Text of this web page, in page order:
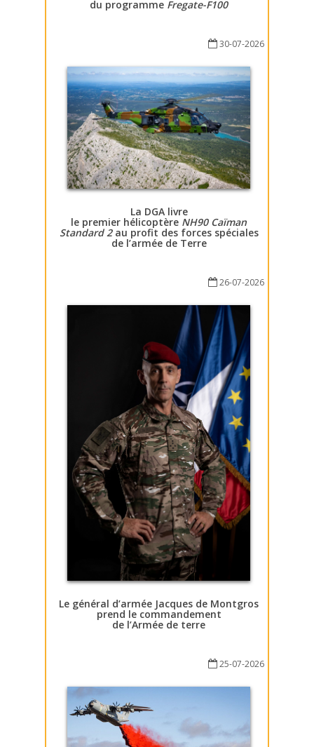
du programme Fregate-F100
30-07-2026
La DGA livre
le premier hélicoptère NH90 Caïman
Standard 2au profit des forces spéciales
de l’armée de Terre
26-07-2026
Le général d’armée Jacques de Montgros
prend le commandement
de l’Armée de terre
25-07-2026